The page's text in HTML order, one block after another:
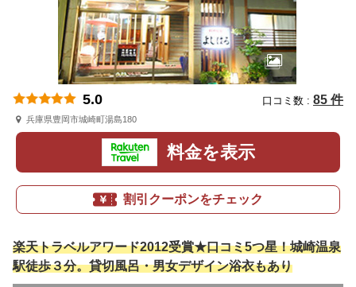
5.0 口コミ数 : 85 件
兵庫県豊岡市城崎町湯島180
料金を表示
割引クーポンをチェック
楽天トラベルアワード2012受賞★口コミ5つ星！城崎温泉
駅徒歩３分。貸切風呂・男女デザイン浴衣もあり